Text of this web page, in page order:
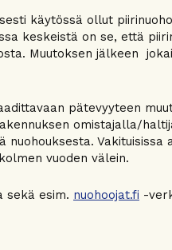
käytössä ollut
keskeistä on se, että
Muutoksen jälkeen
pätevyyteen
omistajalla/
Vakituisissa
vuoden välein.
sekä esim. nuohoojat.fi -